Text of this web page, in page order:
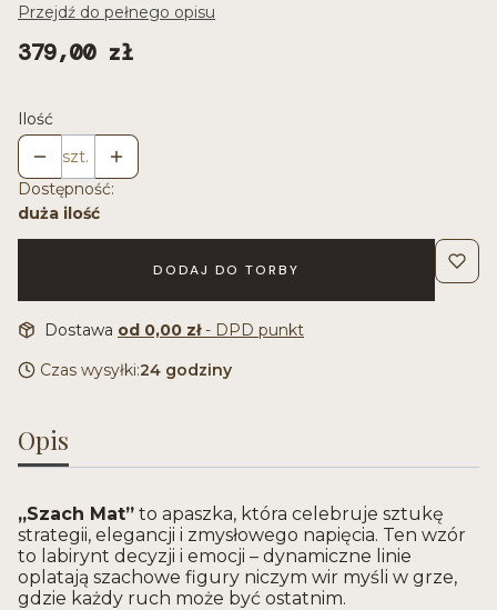
Przejdź do pełnego opisu
Cena
379,00 zł
Ilość
szt.
Dostępność:
duża ilość
DODAJ DO TORBY
Dostawa od 0,00 zł- DPD punkt
Czas wysyłki:24 godziny
Opis
„Szach Mat” to apaszka, która celebruje sztukę
strategii, elegancji i zmysłowego napięcia. Ten wzór
to labirynt decyzji i emocji – dynamiczne linie
oplatają szachowe figury niczym wir myśli w grze,
gdzie każdy ruch może być ostatnim.